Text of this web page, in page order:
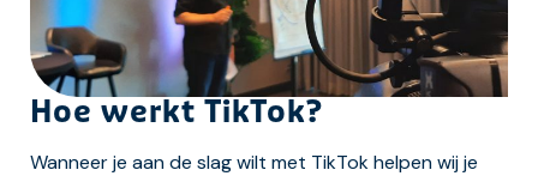
Hoe werkt TikTok?
Wanneer je aan de slag wilt met TikTok helpen wij je